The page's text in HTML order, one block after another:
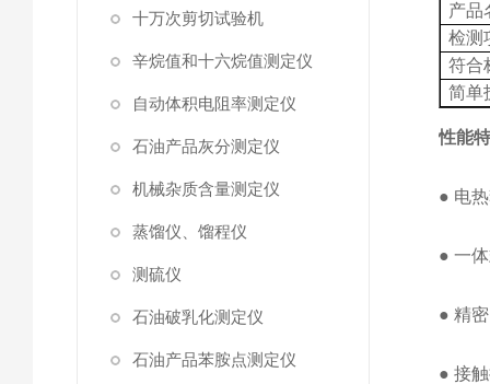
十万次剪切试验机
辛烷值和十六烷值测定仪
自动体积电阻率测定仪
石油产品灰分测定仪
机械杂质含量测定仪
蒸馏仪、馏程仪
测硫仪
石油破乳化测定仪
石油产品苯胺点测定仪
产品
检测
符合
简单
性能
● 电
● 一
● 精
● 接